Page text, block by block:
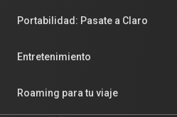
Portabilidad: Pasate a Claro
Entretenimiento
Roaming para tu viaje